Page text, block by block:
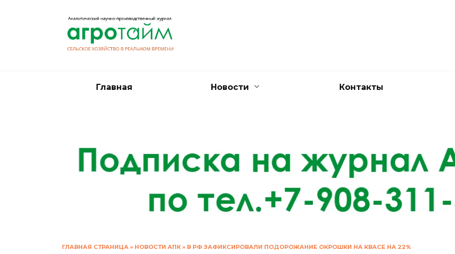
Главная Новости Контакты
ГЛАВНАЯ СТРАНИЦА » НОВОСТИ АПК » В РФ ЗАФИКСИРОВАЛИ ПОДОРОЖАНИЕ ОКРОШКИ НА КВАСЕ НА 22%